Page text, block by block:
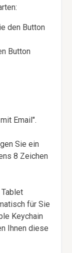
den Button
Button
Email".
Sie ein
8 Zeichen
für Sie
Keychain
Ihnen diese